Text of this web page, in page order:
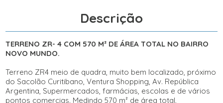
Descrição
TERRENO ZR- 4 COM 570 M² DE ÁREA TOTAL NO BAIRRO
NOVO MUNDO.
Terreno ZR4 meio de quadra, muito bem localizado, próximo
do Sacolão Curitibano, Ventura Shopping, Av. República
Argentina, Supermercados, farmácias, escolas e de vários
pontos comercias. Medindo 570 m² de área total,
d
r
,
m
u